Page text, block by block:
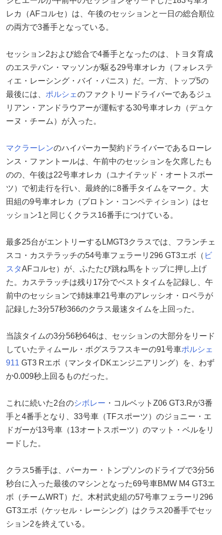
レカ（AFコルセ）は、午後のセッションと一日の総合順位
の両方で3番手となっている。
セッション2および総合で4番手となったのは、トヨタ育成
のエステバン・マッソンが駆る29号車オレカ（フォレステ
ィエ・レーシング・バイ・パニス）だ。一方、トップ5の
最後には、 ポルシェのファクトリードライバーであるジュ
リアン・アンドラウアーが運転する30号車オレカ（デュケ
ーヌ・チーム）が入った。
マクラーレンのハイパーカー契約ドライバーであるローレ
ンス・ファントールは、午前中のセッションを欠席したも
のの、午後は22号車オレカ（ユナイテッド・オートスポー
ツ）で初走行を行い、最終的に8番手タイムをマーク。大
田組の9号車オレカ（プロトン・コンペティション）はセ
ッション1と同じくクラス16番手につけている。
最多25台がエントリーするLMGT3クラスでは、フランチェ
スコ・カステラッチの54号車フェラーリ296 GT3エボ（ ビ
スタAFコルセ）が、ふたたび跳ね馬をトップに押し上げ
た。カステラッチは残り17分でベストタイムを記録し、午
前中のセッションで姉妹車21号車のアレッシオ・ロベラが
記録した3分57秒366のクラス最速タイムを上回った。
当該タイムの3分56秒646は、セッションの大部分をリード
していたティムール・ボグスラフスキーの91号車ポルシェ
911 GT3 Rエボ（マンタイDKエンジニアリング）を、わず
か0.009秒上回るものだった。
これに続いた2台のシボレー ・コルベットZ06 GT3.Rが3番
手と4番手となり、33号車（TFスポーツ）のジョニー・エ
ドガーが13号車（13オートスポーツ）のマット・ベルをリ
ードした。
クラス5番手は、パーカー・トンプソンのドライブで3分56
秒台に入った最後のマシンとなった69号車BMW M4 GT3エ
ボ（チームWRT）だ。木村武史組の57号車フェラーリ296
GT3エボ（ケッセル・レーシング）はクラス20番手でセッ
ション2を終えている。